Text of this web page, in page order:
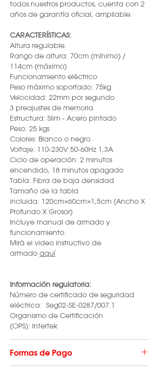
todos nuestros productos, cuenta con 2
años de garantía oficial, ampliable.
CARACTERÍSTICAS:
Altura regulable.
Rango de altura: 70cm (mínimo) /
114cm (máximo)
Funcionamiento eléctrico
Peso máximo soportado: 75kg
Velocidad: 22mm por segundo
3 preajustes de memoria
Estructura: Slim - Acero pintado
Peso: 25 kgs
Colores: Blanco o negro
Voltaje: 110-230V 50-60Hz 1,3A
Ciclo de operación: 2 minutos
encendido, 18 minutos apagado
Tabla: Fibra de baja densidad
Tamaño de la tabla
incluida: 120cm×60cm×1,5cm (Ancho X
Profundo X Grosor)
Incluye manual de armado y
funcionamiento.
Mirá el video instructivo de
armado aquí
Información regulatoria:
Número de certificado de seguridad
eléctrica: Seg02-SE-0287/007.1
Organismo de Certificación
(OPS): Intertek
Formas de Pago